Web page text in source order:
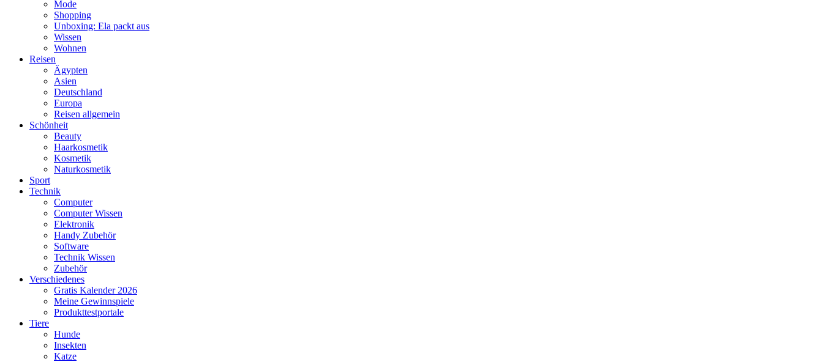
Mode
Shopping
Unboxing: Ela packt aus
Wissen
Wohnen
Reisen
Ägypten
Asien
Deutschland
Europa
Reisen allgemein
Schönheit
Beauty
Haarkosmetik
Kosmetik
Naturkosmetik
Sport
Technik
Computer
Computer Wissen
Elektronik
Handy Zubehör
Software
Technik Wissen
Zubehör
Verschiedenes
Gratis Kalender 2026
Meine Gewinnspiele
Produkttestportale
Tiere
Hunde
Insekten
Katze